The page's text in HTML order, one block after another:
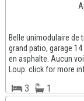
Belle unimodulaire de
grand patio, garage
en asphalte. Aucun
Loup. click for more
3 1